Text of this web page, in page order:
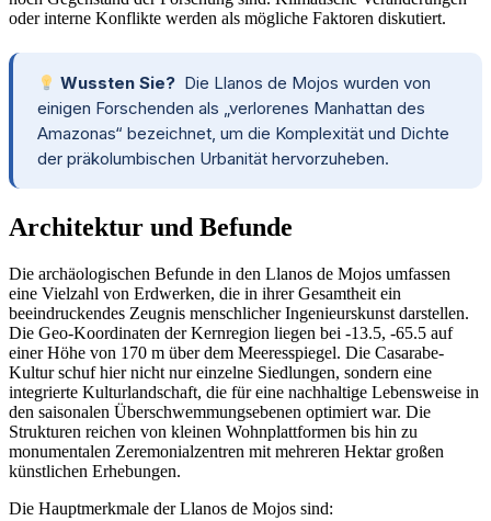
oder interne Konflikte werden als mögliche Faktoren diskutiert.
Wussten Sie? Die Llanos de Mojos wurden von
einigen Forschenden als „verlorenes Manhattan des
Amazonas“ bezeichnet, um die Komplexität und Dichte
der präkolumbischen Urbanität hervorzuheben.
Architektur und Befunde
Die archäologischen Befunde in den Llanos de Mojos umfassen
eine Vielzahl von Erdwerken, die in ihrer Gesamtheit ein
beeindruckendes Zeugnis menschlicher Ingenieurskunst darstellen.
Die Geo-Koordinaten der Kernregion liegen bei -13.5, -65.5 auf
einer Höhe von 170 m über dem Meeresspiegel. Die Casarabe-
Kultur schuf hier nicht nur einzelne Siedlungen, sondern eine
integrierte Kulturlandschaft, die für eine nachhaltige Lebensweise in
den saisonalen Überschwemmungsebenen optimiert war. Die
Strukturen reichen von kleinen Wohnplattformen bis hin zu
monumentalen Zeremonialzentren mit mehreren Hektar großen
künstlichen Erhebungen.
Die Hauptmerkmale der Llanos de Mojos sind: